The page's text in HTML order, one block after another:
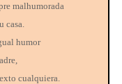
malhumorada
casa.
humor
cualquiera.